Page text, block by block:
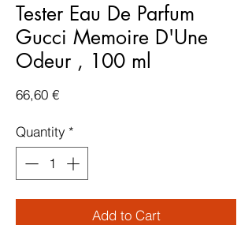
Tester Eau De Parfum
Gucci Memoire D'Une
Odeur , 100 ml
66,60 €Price
Quantity *
Add to Cart